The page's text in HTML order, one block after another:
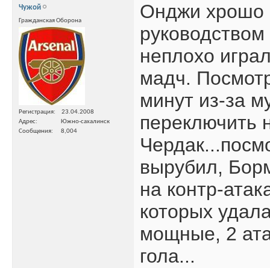
Чужой
Гражданская Оборона
Регистрация
23.04.2008
Адрес
Южно-сахалинск
Сообщения
8,004
Онджи хрошо
неплохо
мадч.
минут из-за
переключить
вырубил,
на контр-
которых
мощные, 2
гола...